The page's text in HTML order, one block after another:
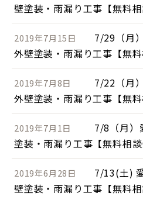
壁塗装・雨漏り工事【無料相
2019年7月15日
7/29（月
外壁塗装・雨漏り工事【無料
2019年7月8日
7/22（月
外壁塗装・雨漏り工事【無料
2019年7月1日
7/8（月）
塗装・雨漏り工事【無料相談
2019年6月28日
7/13(土)
壁塗装・雨漏り工事【無料相